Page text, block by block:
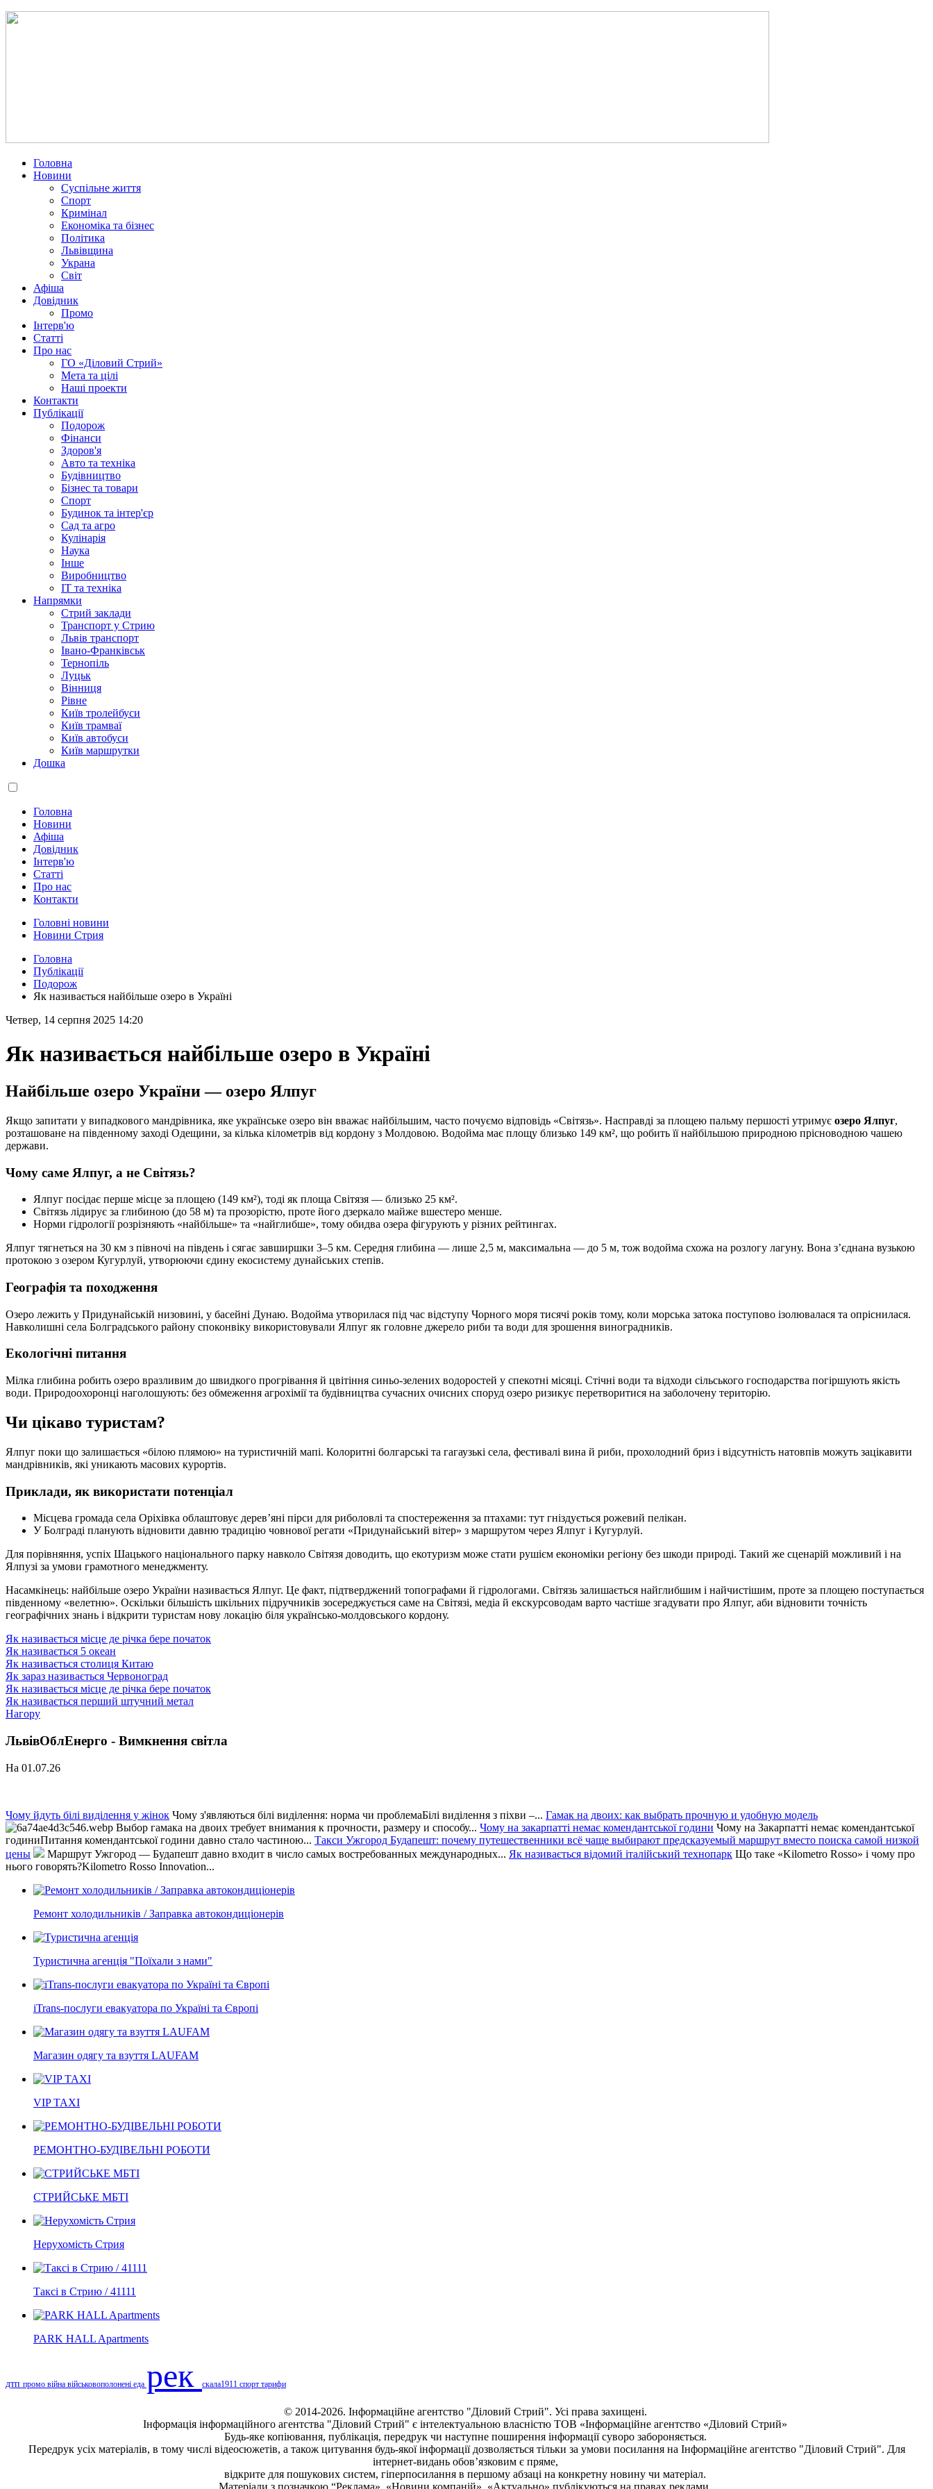
Головна
Новини
Суспільне життя
Спорт
Кримінал
Економіка та бізнес
Політика
Львівщина
Украна
Світ
Афіша
Довідник
Промо
Інтерв'ю
Статті
Про нас
ГО «Діловий Стрий»
Мета та цілі
Наші проекти
Контакти
Публікації
Подорож
Фінанси
Здоров'я
Авто та техніка
Будівництво
Бізнес та товари
Спорт
Будинок та інтер'єр
Сад та агро
Кулінарія
Наука
Інше
Виробництво
IT та техніка
Напрямки
Стрий заклади
Транспорт у Стрию
Львів транспорт
Івано-Франківськ
Тернопіль
Луцьк
Вінниця
Рівне
Київ тролейбуси
Київ трамваї
Київ автобуси
Київ маршрутки
Дошка
Головна
Новини
Афіша
Довідник
Інтерв'ю
Статті
Про нас
Контакти
Головні новини
Новини Стрия
Головна
Публікації
Подорож
Як називається найбільше озеро в Україні
Четвер, 14 серпня 2025 14:20
Як називається найбільше озеро в Україні
Найбільше озеро України — озеро Ялпуг
Якщо запитати у випадкового мандрівника, яке українське озеро він вважає найбільшим, часто почуємо відповідь «Світязь». Насправді за площею пальму першості утримує озеро Ялпуг,
розташоване на південному заході Одещини, за кілька кілометрів від кордону з Молдовою. Водойма має площу близько 149 км², що робить її найбільшою природною прісноводною чашею
держави.
Чому саме Ялпуг, а не Світязь?
Ялпуг посідає перше місце за площею (149 км²), тоді як площа Світязя — близько 25 км².
Світязь лідирує за глибиною (до 58 м) та прозорістю, проте його дзеркало майже вшестеро менше.
Норми гідрології розрізняють «найбільше» та «найглибше», тому обидва озера фігурують у різних рейтингах.
Ялпуг тягнеться на 30 км з півночі на південь і сягає завширшки 3–5 км. Середня глибина — лише 2,5 м, максимальна — до 5 м, тож водойма схожа на розлогу лагуну. Вона з’єднана вузькою
протокою з озером Кугурлуй, утворюючи єдину екосистему дунайських степів.
Географія та походження
Озеро лежить у Придунайській низовині, у басейні Дунаю. Водойма утворилася під час відступу Чорного моря тисячі років тому, коли морська затока поступово ізолювалася та опріснилася.
Навколишні села Болградського району споконвіку використовували Ялпуг як головне джерело риби та води для зрошення виноградників.
Екологічні питання
Мілка глибина робить озеро вразливим до швидкого прогрівання й цвітіння синьо-зелених водоростей у спекотні місяці. Стічні води та відходи сільського господарства погіршують якість
води. Природоохоронці наголошують: без обмеження агрохімії та будівництва сучасних очисних споруд озеро ризикує перетворитися на заболочену територію.
Чи цікаво туристам?
Ялпуг поки що залишається «білою плямою» на туристичній мапі. Колоритні болгарські та гагаузькі села, фестивалі вина й риби, прохолодний бриз і відсутність натовпів можуть зацікавити
мандрівників, які уникають масових курортів.
Приклади, як використати потенціал
Місцева громада села Оріхівка облаштовує дерев’яні пірси для риболовлі та спостереження за птахами: тут гніздується рожевий пелікан.
У Болграді планують відновити давню традицію човнової регати «Придунайський вітер» з маршрутом через Ялпуг і Кугурлуй.
Для порівняння, успіх Шацького національного парку навколо Світязя доводить, що екотуризм може стати рушієм економіки регіону без шкоди природі. Такий же сценарій можливий і на
Ялпузі за умови грамотного менеджменту.
Насамкінець: найбільше озеро України називається Ялпуг. Це факт, підтверджений топографами й гідрологами. Світязь залишається найглибшим і найчистішим, проте за площею поступається
південному «велетню». Оскільки більшість шкільних підручників зосереджується саме на Світязі, медіа й екскурсоводам варто частіше згадувати про Ялпуг, аби відновити точність
географічних знань і відкрити туристам нову локацію біля українсько-молдовського кордону.
Як називається місце де річка бере початок
Як називається 5 океан
Як називається столиця Китаю
Як зараз називається Червоноград
Як називається місце де річка бере початок
Як називається перший штучний метал
Нагору
ЛьвівОблЕнерго - Вимкнення світла
На 01.07.26
Чому йдуть білі виділення у жінок Чому з'являються білі виділення: норма чи проблемаБілі виділення з піхви –... Гамак на двоих: как выбрать прочную и удобную модель
Выбор гамака на двоих требует внимания к прочности, размеру и способу... Чому на закарпатті немає комендантської години Чому на Закарпатті немає комендантської
годиниПитання комендантської години давно стало частиною... Такси Ужгород Будапешт: почему путешественники всё чаще выбирают предсказуемый маршрут вместо поиска самой низкой
цены
Маршрут Ужгород — Будапешт давно входит в число самых востребованных международных... Як називається відомий італійський технопарк Що таке «Kilometro Rosso» і чому про
нього говорять?Kilometro Rosso Innovation...
Ремонт холодильників / Заправка автокондиціонерів
Туристична агенція "Поїхали з нами"
iTrans-послуги евакуатора по Україні та Європі
Магазин одягу та взуття LAUFAM
VIP TAXI
РЕМОНТНО-БУДІВЕЛЬНІ РОБОТИ
СТРИЙСЬКЕ МБТІ
Нерухомість Стрия
Таксі в Стрию / 41111
PARK HALL Apartments
дтп промо війна військовополонені еда рек скала1911 спорт тарифи
© 2014-2026. Інформаційне агентство "Діловий Стрий". Усі права захищені.
Інформація інформаційного агентства "Діловий Стрий" є інтелектуальною власністю ТОВ «Інформаційне агентство «Діловий Стрий»
Будь-яке копiювання, публiкацiя, передрук чи наступне поширення iнформацiї суворо забороняється.
Передрук усіх матеріалів, в тому числі відеосюжетів, а також цитування будь-якої інформації дозволяється тільки за умови посилання на Інформаційне агентство "Діловий Стрий". Для
інтернет-видань обов’язковим є пряме,
відкрите для пошукових систем, гіперпосилання в першому абзаці на конкретну новину чи матеріал.
Матеріали з позначкою “Реклама», «Новини компаній», «Актуально» публікуються на правах реклами.